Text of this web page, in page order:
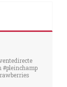
#pleinchamp